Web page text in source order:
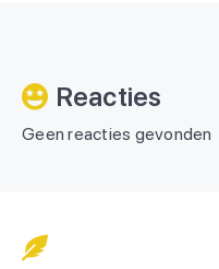
Reacties
Geen reacties gevonden